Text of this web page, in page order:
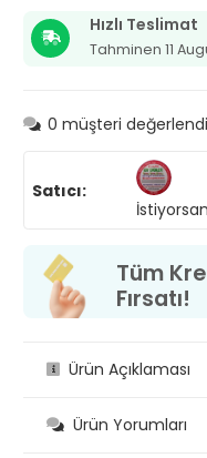
kavanozda)
adet
Hızlı Teslimat
Tahminen 11
0 müşteri
Satıcı:
Tüm
Fırsatı!
Ürün Açıklaması
Ürün Yorumları